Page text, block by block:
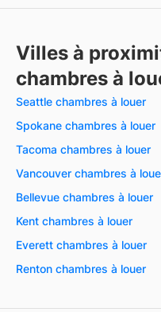
Villes à
chambres à
Seattle chambres à louer
Spokane chambres à louer
Tacoma chambres à louer
Vancouver chambres à
Bellevue chambres à louer
Kent chambres à louer
Everett chambres à louer
Renton chambres à louer